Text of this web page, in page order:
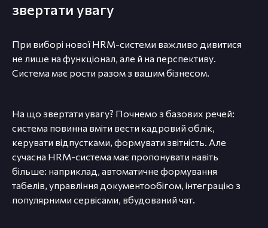
звертати увагу
При виборі нової HRM-системи важливо дивитися
не лише на функціонал, але й на перспективу.
Система має рости разом з вашим бізнесом.
На що звертати увагу? Почнемо з базових речей:
система повинна вміти вести кадровий облік,
керувати відпустками, формувати звітність. Але
сучасна HRM-система має пропонувати навіть
більше: наприклад, автоматичне формування
табелів, управління документообігом, інтеграцію з
популярними сервісами, вбудований чат.